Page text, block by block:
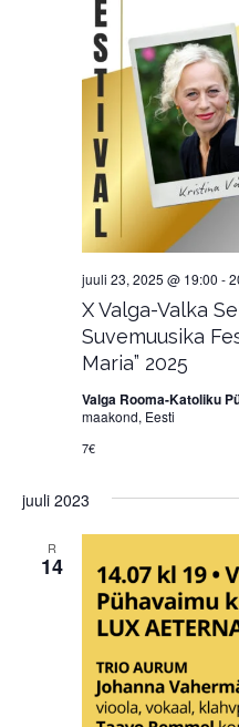
X Valga-Valka
Suvemuusika
Maria” 2025
juuli 23, 2025 @ 19:00 -
Valga Rooma-Katoliku
maakond, Eesti
7€
juuli 2023
R
14